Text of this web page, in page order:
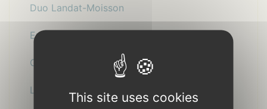
Duo Landat-Moisson
Enneade
Gwen Dayot & Job Defernez
Le peuple étincelleThis site uses cookies